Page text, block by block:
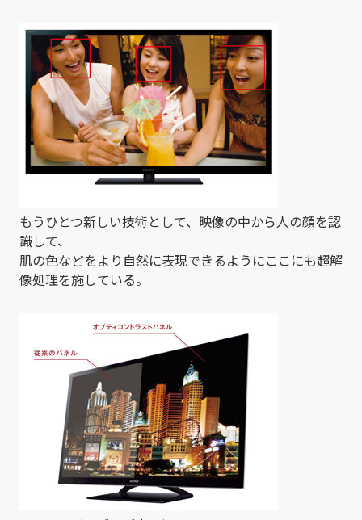
もうひとつ新しい技術として、映像の中から人の顔を認
識して、
肌の色などをより自然に表現できるようにここにも超解
像処理を施している。